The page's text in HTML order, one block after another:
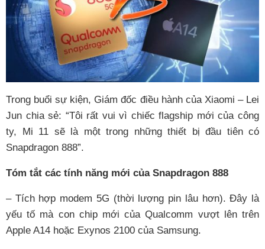
Trong buổi sự kiện, Giám đốc điều hành của Xiaomi – Lei
Jun chia sẻ: “Tôi rất vui vì chiếc flagship mới của công
ty, Mi 11 sẽ là một trong những thiết bị đầu tiên có
Snapdragon 888”.
Tóm tắt các tính năng mới của Snapdragon 888
– Tích hợp modem 5G (thời lượng pin lâu hơn). Đây là
yếu tố mà con chip mới của Qualcomm vượt lên trên
Apple A14 hoặc Exynos 2100 của Samsung.